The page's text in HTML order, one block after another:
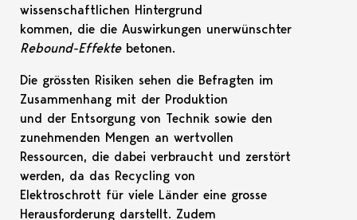
wissenschaftlichen Hintergrund
kommen, die die Auswirkungen unerwünschter
Rebound-Effektebetonen.
Die grössten Risiken sehen die Befragten im
Zusammenhang mit der Produktion
und der Entsorgung von Technik sowie den
zunehmenden Mengen an wertvollen
Ressourcen, die dabei verbraucht und zerstört
werden, da das Recycling von
Elektroschrott für viele Länder eine grosse
Herausforderung darstellt. Zudem